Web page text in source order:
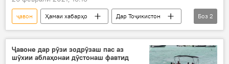
ҷавон Ҳамаи хабарҳо
Дар Тоҷикистон
дуздӣ
боздошт
Боз 2
Ҷавоне дар рӯзи зодрӯзаш пас аз
шӯхии аблаҳонаи дӯстонаш фавтид